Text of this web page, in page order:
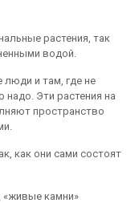
растения, так
водой.
и там, где не
надо. Эти растения на
пространство
как они сами состоят
«живые камни»